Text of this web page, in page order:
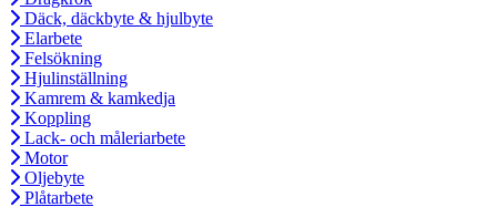
Däck, däckbyte & hjulbyte
Elarbete
Felsökning
Hjulinställning
Kamrem & kamkedja
Koppling
Lack- och måleriarbete
Motor
Oljebyte
Plåtarbete